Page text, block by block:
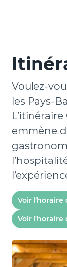
Voulez-
les Pays-
emmène
Voir l’horaire
Voir l'horaire